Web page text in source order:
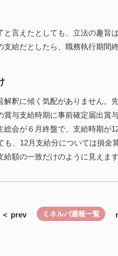
と言えたとしても、立法の趣旨
給だとしたら、職務執行期間
解釈に傾く気配がありません。
与支給時期に事前確定届出賞
総会が６月終盤で、支給時期が
、12月支給分については損金
額の一致だけのように見えます
＜ prev ミネルバ週報一覧